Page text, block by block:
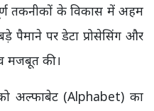
तकनीकों के विकास में अहम
पैमाने पर डेटा प्रोसेसिंग और
मजबूत की।
अल्फाबेट (Alphabet) का